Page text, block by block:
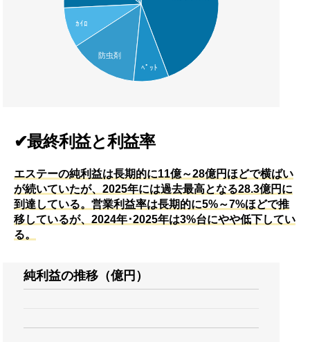
ｶｲﾛ
防虫剤
ﾍﾟｯﾄ
✔最終利益と利益率
エステーの純利益は長期的に11億～28億円ほどで横ばい
が続いていたが、2025年には過去最高となる28.3億円に
到達している。営業利益率は長期的に5%～7%ほどで推
移しているが、2024年･2025年は3%台にやや低下してい
る。
純利益の推移（億円）